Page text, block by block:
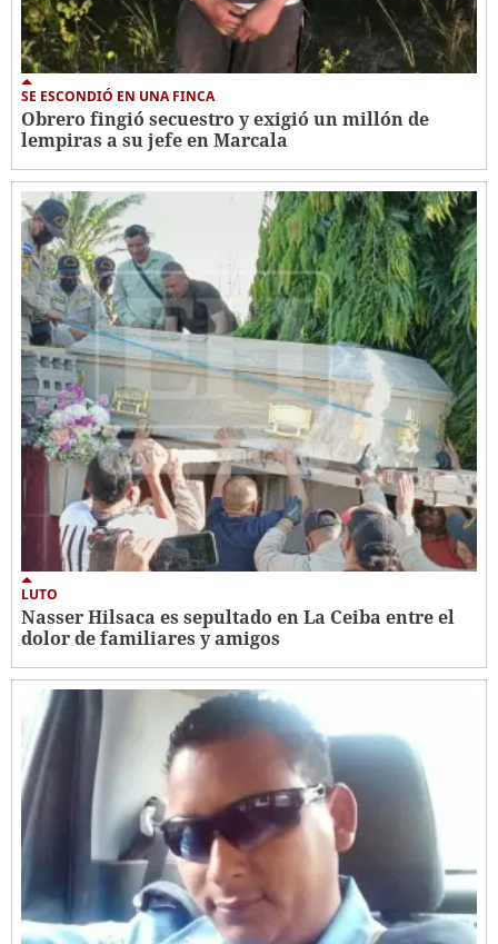
SE ESCONDIÓ EN UNA FINCA
Obrero fingió secuestro y exigió un millón de
lempiras a su jefe en Marcala
LUTO
Nasser Hilsaca es sepultado en La Ceiba entre el
dolor de familiares y amigos